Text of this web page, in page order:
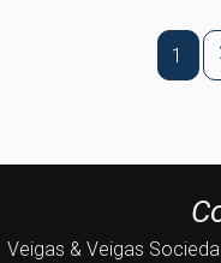
1
Veigas & Veigas